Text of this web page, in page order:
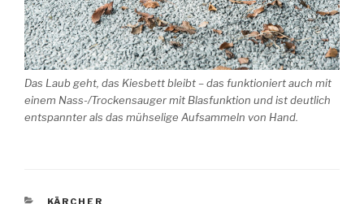
Das Laub geht, das Kiesbett bleibt – das funktioniert auch mit
einem Nass-/Trockensauger mit Blasfunktion und ist deutlich
entspannter als das mühselige Aufsammeln von Hand.
KATEGORIEN
KÄRCHER